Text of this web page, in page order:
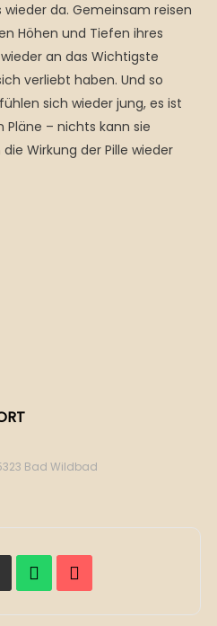
da. Gemeinsam reisen
Höhen und Tiefen ihres
an das Wichtigste
verliebt haben. Und so
sich wieder jung, es ist
Pläne – nichts kann sie
Wirkung der Pille wieder
Bad Wildbad